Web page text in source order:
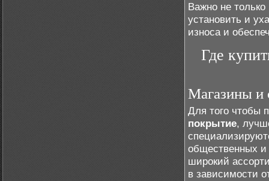
Важно не только
установить и
износа и
Где
Магазины и
Для того чтобы
покрытие,
общественных и
широкий
в зависимости